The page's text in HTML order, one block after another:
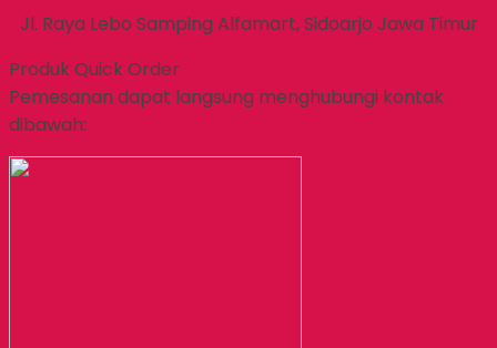
Jl. Raya Lebo Samping Alfamart, Sidoarjo Jawa Timur
Produk Quick Order
Pemesanan dapat langsung menghubungi kontak
dibawah: